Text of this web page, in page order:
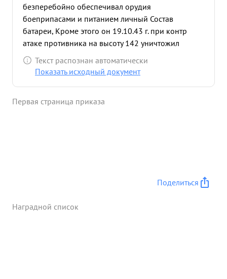
безперебойно обеспечивал орудия
боеприпасами и питанием личный Состав
батареи, Кроме этого он 19.10.43 г. при контр
атаке противника на высоту 142 уничтожил
фрицев из автомата таким ...»
Текст распознан автоматически
Показать исходный документ
Первая страница приказа
Поделиться
Наградной список